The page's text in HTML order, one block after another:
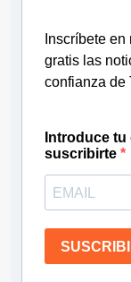
Inscríbete
gratis las
confianza de
Introduce
suscribirte